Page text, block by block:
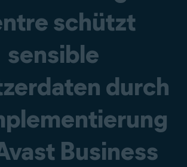
schützt
sensible
durch
Business